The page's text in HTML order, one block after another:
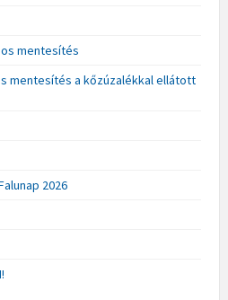
mentesítés
mentesítés a kőzúzalékkal ellátott
2026